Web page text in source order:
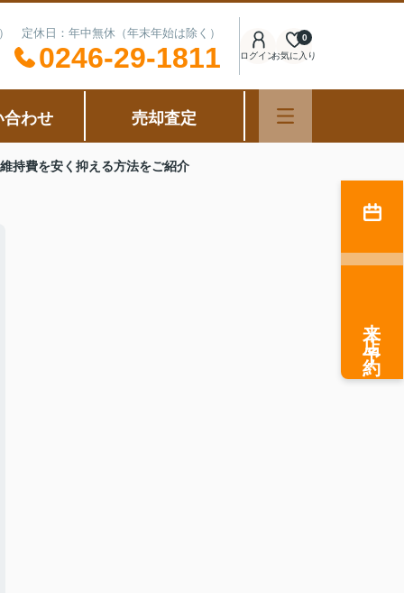
定休日：年中無休（年末年始は除く）
0246-29-1811 ログインお気に入り
0
合わせ 売却査定
持費を安く抑える方法をご紹介
来店予約